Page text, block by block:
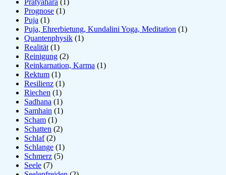
Prognose (1)
Puja (1)
Puja, Ehrerbietung, Kundalini Yoga, Meditation (1)
Quantenphysik (1)
Realität (1)
Reinigung (2)
Reinkarnation, Karma (1)
Rektum (1)
Resilienz (1)
Riechen (1)
Sadhana (1)
Samhain (1)
Scham (1)
Schatten (2)
Schlaf(2)
Schlange (1)
Schmerz (5)
Seele (7)